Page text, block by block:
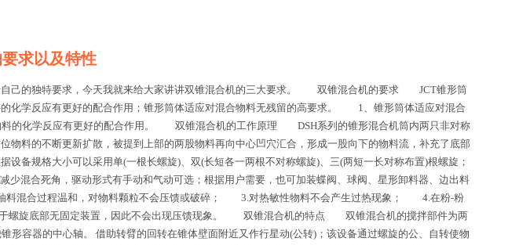
求以及特性
自己的独特要求，今天我就来给大家讲讲双锥混合机的三大要求。 双锥混合机的要求 JCT锥形筒
化学反应有更好的配合作用；锥形筒体适应对混合物料无残留的高要求。 1、锥形筒体适应对混合
化学反应有更好的配合作用。 双锥混合机的工作原理 DSH系列的锥形混合机筒内两只非对称
料的不断更新扩散，被提到上部的两股物料再向中心凹穴汇合，形成一股向下的物料流，补充了底部
规格大小可以采用单(一根长螺旋)、双(长短各一两根不对称螺旋)、三(两短一长对称布置)根螺旋；
混合死角，驱动形式有手动和气动可选；根据用户需要，也可加装蝶阀、球阀、星形卸料器、边出料
合过程温和，对物料颗粒不会压馈或破碎； 3.对热敏性物料不会产生过热现象； 4.在粉-粉
螺旋底部无固定装置，因此不会出现压馈现象。 双锥混合机的特点 双锥混合机的搅拌部件为两
容器的中心轴。 借助转臂的回转在锥体壁面附近又作行星动(公转)；该设备通过螺旋的公、自转使物